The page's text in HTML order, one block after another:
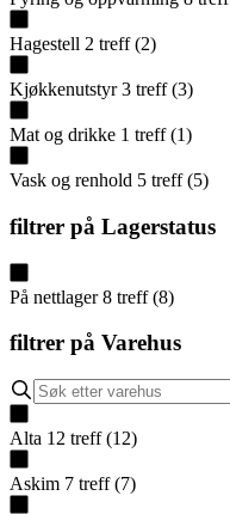
Hagestell 2 treff (2)
Kjøkkenutstyr 3 treff (3)
Mat og drikke 1 treff (1)
Vask og renhold 5 treff (5)
filtrer på Lagerstatus
På nettlager 8 treff (8)
filtrer på Varehus
Alta 12 treff (12)
Askim 7 treff (7)